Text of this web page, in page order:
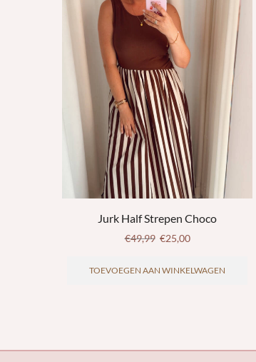
Jurk Half Strepen Choco
€49,99 €25,00
TOEVOEGEN AAN WINKELWAGEN